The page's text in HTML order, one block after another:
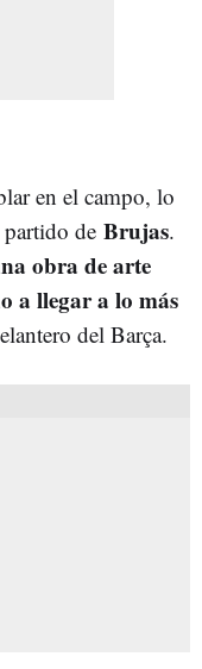
en el campo, lo
de Brujas.
obra de arte
a llegar a lo más
del Barça.